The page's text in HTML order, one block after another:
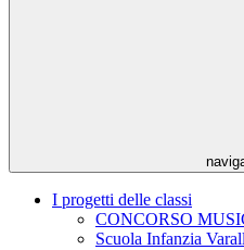
I progetti delle classi
CONCORSO
Scuola Infanzia